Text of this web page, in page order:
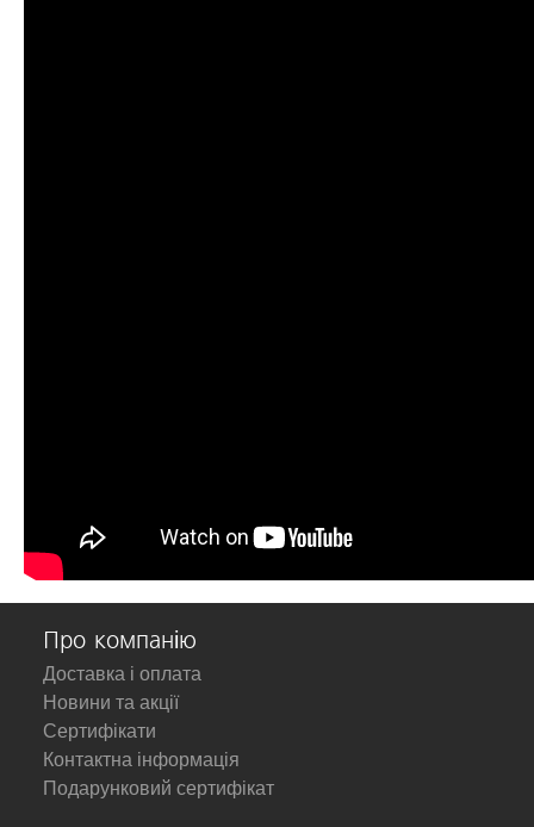
Про компанію
Доставка і оплата
Новини та акції
Сертифікати
Контактна інформація
Подарунковий сертифікат